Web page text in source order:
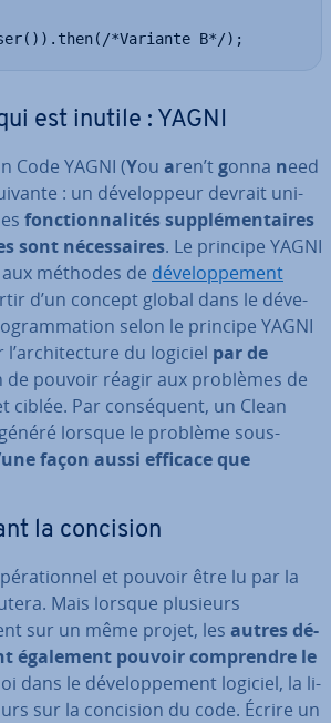
*Variante B*/);
est inutile : YAGNI
Code YAGNI (You aren’tgonna need
: un dé­ve­lop­peur devrait uni­
fonc­tion­na­li­tés sup­plé­men­taires
sont né­ces­saires. Le principe YAGNI
méthodes de dé­ve­lop­pe­ment
d’un concept global dans le dé­ve­
selon le principe YAGNI
du logiciel par de
de pouvoir réagir aux problèmes de
ciblée. Par con­sé­quent, un Clean
lorsque le problème sous-
façon aussi efficace que
la concision
et pouvoir être lu par la
Mais lorsque plusieurs
sur un même projet, les autres dé­
également pouvoir com­prendre le
dans le dé­ve­lop­pe­ment logiciel, la li­
sur la concision du code. Écrire un